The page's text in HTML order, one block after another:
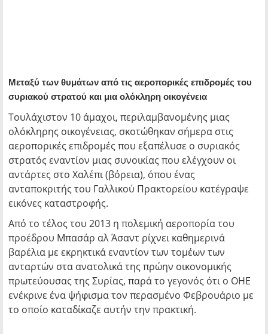
Μεταξύ των θυμάτων από τις αεροπορικές επιδρομές του
συριακού στρατού και μια ολόκληρη οικογένεια
Τουλάχιστον 10 άμαχοι, περιλαμβανομένης μιας
ολόκληρης οικογένειας, σκοτώθηκαν σήμερα στις
αεροπορικές επιδρομές που εξαπέλυσε ο συριακός
στρατός εναντίον μιας συνοικίας που ελέγχουν οι
αντάρτες στο Χαλέπι (βόρεια), όπου ένας
ανταποκριτής του Γαλλικού Πρακτορείου κατέγραψε
εικόνες καταστροφής.
Από το τέλος του 2013 η πολεμική αεροπορία του
προέδρου Μπασάρ αλ Άσαντ ρίχνει καθημερινά
βαρέλια με εκρηκτικά εναντίον των τομέων των
ανταρτών στα ανατολικά της πρώην οικονομικής
πρωτεύουσας της Συρίας, παρά το γεγονός ότι ο ΟΗΕ
ενέκρινε ένα ψήφισμα τον περασμένο Φεβρουάριο με
το οποίο καταδίκαζε αυτήν την πρακτική.